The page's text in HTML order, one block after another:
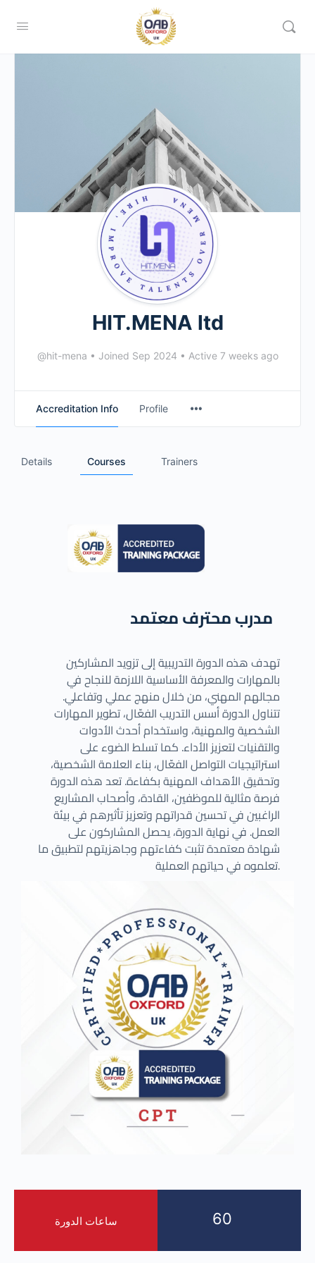
HIT.MENA ltd
@hit-mena • Joined Sep 2024 • Active 7 weeks ago
Accreditation Info Profile
Details Courses Trainers
مدرب محترف معتمد
تهدف هذه الدورة التدريبية إلى تزويد المشاركين
بالمهارات والمعرفة الأساسية اللازمة للنجاح في
مجالهم المهني، من خلال منهج عملي وتفاعلي.
تتناول الدورة أسس التدريب الفعّال، تطوير المهارات
الشخصية والمهنية، واستخدام أحدث الأدوات
والتقنيات لتعزيز الأداء. كما تسلط الضوء على
استراتيجيات التواصل الفعّال، بناء العلامة الشخصية،
وتحقيق الأهداف المهنية بكفاءة. تعد هذه الدورة
فرصة مثالية للموظفين، القادة، وأصحاب المشاريع
الراغبين في تحسين قدراتهم وتعزيز تأثيرهم في بيئة
العمل. في نهاية الدورة، يحصل المشاركون على
شهادة معتمدة تثبت كفاءتهم وجاهزيتهم لتطبيق ما
تعلموه في حياتهم العملية.
ساعات الدورة 60